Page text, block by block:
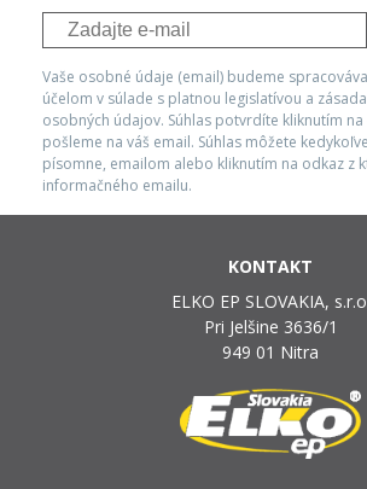
Vaše osobné údaje (email) budeme
účelom v súlade s platnou legislatívou a
osobných údajov. Súhlas potvrdíte kliknutím
pošleme na váš email. Súhlas môžete
písomne, emailom alebo kliknutím na odkaz z
informačného emailu.
KONTAKT
ELKO EP SLOVAKIA,
Pri Jelšine 3636/1
949 01 Nitra